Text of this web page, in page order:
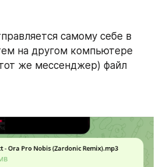
самому себе в
на другом компьютере
же мессенджер) файл